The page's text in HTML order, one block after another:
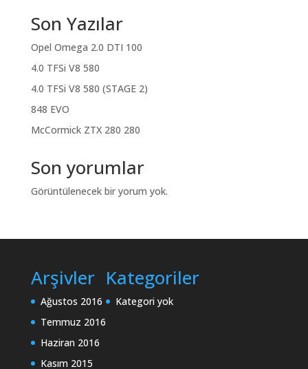
Son Yazılar
Opel Omega 2.0 DTI 100
4.0 TFSi V8 580
4.0 TFSi V8 580 (STAGE 2)
848 EVO
McCormick ZTX 280 280
Son yorumlar
Görüntülenecek bir yorum yok.
Arşivler
Ağustos 2016
Temmuz 2016
Haziran 2016
Kasım 2015
Kategoriler
Kategori yok